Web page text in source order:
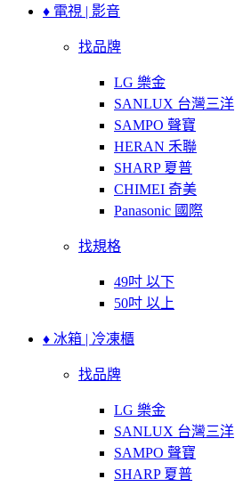
♦ 電視 | 影音
找品牌
LG 樂金
SANLUX 台灣三洋
SAMPO 聲寶
HERAN 禾聯
SHARP 夏普
CHIMEI 奇美
Panasonic 國際
找規格
49吋 以下
50吋 以上
♦ 冰箱 | 冷凍櫃
找品牌
LG 樂金
SANLUX 台灣三洋
SAMPO 聲寶
SHARP 夏普